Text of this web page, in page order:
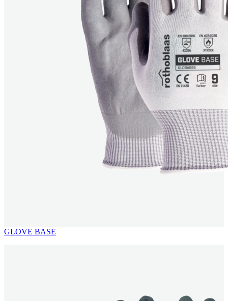
GLOVE BASE